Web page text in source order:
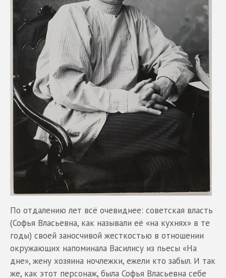
По отдалению лет всё очевиднее: советская власть
(Софья Власьевна, как называли её «на кухнях» в те
годы) своей заносчивой жесткостью в отношении
окружающих напоминала Василису из пьесы «На
дне», жену хозяина ночлежки, ежели кто забыл. И так
же, как этот персонаж, была Софья Власьевна себе